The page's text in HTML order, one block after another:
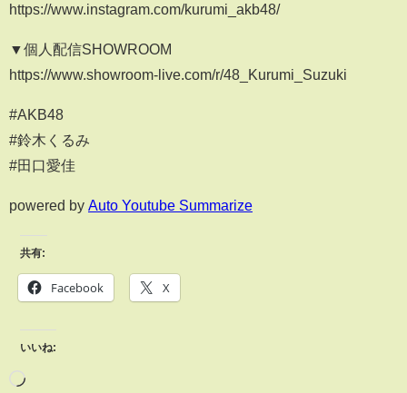
https://www.instagram.com/kurumi_akb48/
▼個人配信SHOWROOM
https://www.showroom-live.com/r/48_Kurumi_Suzuki
#AKB48
#鈴木くるみ
#田口愛佳
powered by Auto Youtube Summarize
共有:
Facebook X
いいね: